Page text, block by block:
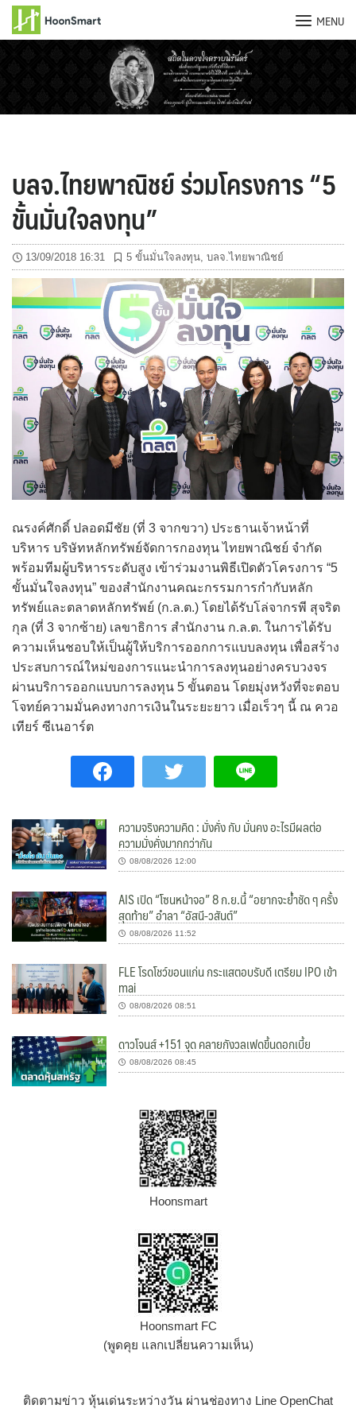
MENU
บลจ.ไทยพาณิชย์ ร่วมโครงการ “5
ขั้นมั่นใจลงทุน”
13/09/2018 16:31 5 ขั้นมั่นใจลงทุน บลจ.ไทยพาณิชย์
ณรงค์ศักดิ์ ปลอดมีชัย (ที่ 3 จากขวา) ประธานเจ้าหน้าที่
บริหาร บริษัทหลักทรัพย์จัดการกองทุน ไทยพาณิชย์ จำกัด
พร้อมทีมผู้บริหารระดับสูง เข้าร่วมงานพิธีเปิดตัวโครงการ “5
ขั้นมั่นใจลงทุน” ของสำนักงานคณะกรรมการกำกับหลัก
ทรัพย์และตลาดหลักทรัพย์ (ก.ล.ต.) โดยได้รับโล่จากรพี สุจริต
กุล (ที่ 3 จากซ้าย) เลขาธิการ สำนักงาน ก.ล.ต. ในการได้รับ
ความเห็นชอบให้เป็นผู้ให้บริการออกการแบบลงทุน เพื่อสร้าง
ประสบการณ์ใหม่ของการแนะนำการลงทุนอย่างครบวงจร
ผ่านบริการออกแบบการลงทุน 5 ขั้นตอน โดยมุ่งหวังที่จะตอบ
โจทย์ความมั่นคงทางการเงินในระยะยาว เมื่อเร็วๆ นี้ ณ ควอ
เทียร์ ซีเนอาร์ต
ความจริงความคิด : มั่งคั่ง กับ มั่นคง อะไรมีผลต่อ
ความมั่งคั่งมากกว่ากัน
08/08/2026 12:00
AIS เปิด “โซนหน้าจอ” 8 ก.ย.นี้ “อยากจะย้ำชัด ๆ ครั้ง
สุดท้าย” อำลา “อัสนี-วสันต์”
08/08/2026 11:52
FLE โรดโชว์ขอนแก่น กระแสตอบรับดี เตรียม IPO เข้า
mai
08/08/2026 08:51
ดาวโจนส์ +151 จุด คลายกังวลเฟดขึ้นดอกเบี้ย
08/08/2026 08:45
Hoonsmart
Hoonsmart FC
(พูดคุย แลกเปลี่ยนความเห็น)
ติดตามข่าว หุ้นเด่นระหว่างวัน ผ่านช่องทาง Line OpenChat